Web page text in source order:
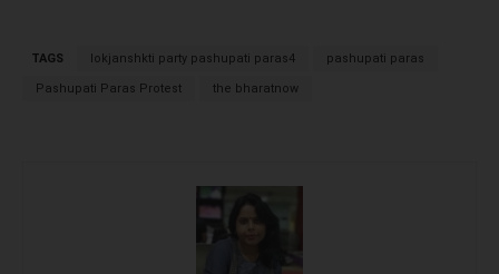
TAGS lokjanshkti party pashupati paras4 pashupati paras
Pashupati Paras Protest the bharatnow